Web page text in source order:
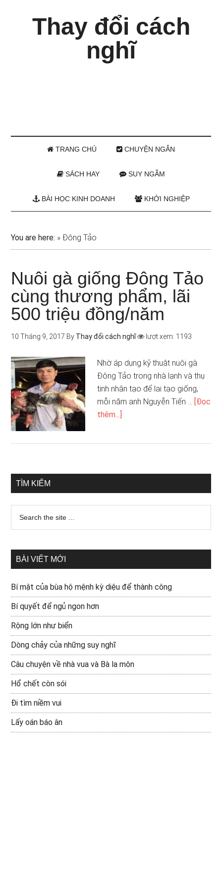
Thay đổi cách
nghĩ
TRANG CHỦ CHUYỆN NGẮN
SÁCH HAY SUY NGẪM
BÀI HỌC KINH DOANH KHỞI NGHIỆP
You are here: »Đông Tảo
Nuôi gà giống Đông Tảo
cùng thương phẩm, lãi
500 triệu đồng/năm
10 Tháng 9, 2017 By Thay đổi cách nghĩ lượt xem: 1193
Nhờ áp dụng kỹ thuật nuôi gà
Đông Tảo trong nhà lạnh và thụ
tinh nhân tạo để lai tạo giống,
mỗi năm anh Nguyễn Tiến … [Đọc
thêm...]
TÌM KIẾM
BÀI VIẾT MỚI
Bí mật của bùa hộ mệnh kỳ diệu để thành công
Bí quyết để ngủ ngon hơn
Rộng lớn như biển
Dòng chảy của những suy nghĩ
Câu chuyện về nhà vua và Bà la môn
Hổ chết còn sói
Đi tìm niềm vui
Lấy oán báo ân